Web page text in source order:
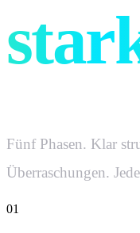
Fünf Phasen. Klar
Überraschungen.
01